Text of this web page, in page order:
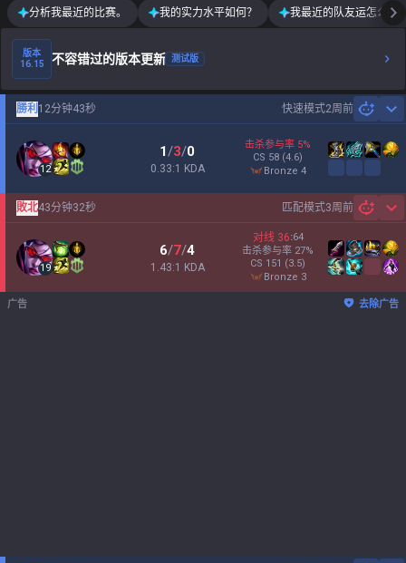
分析我最近的比赛。 我的实力水平如何？ 我最近的队友运怎么样
版本
16.15
不容错过的版本更新 测试版
快速模式2周前
勝利 12分钟43秒
12
1/3/0
0.33:1 KDA
击杀参与率 5%
CS 58 (4.6)
bronze 4
匹配模式3周前
敗北43分钟32秒
19
6/7/4
1.43:1 KDA
对线 36:64
击杀参与率 27%
CS 151 (3.5)
bronze 3
广告 去除广告